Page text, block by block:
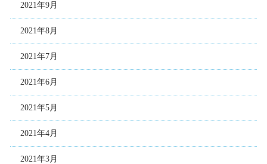
2021年9月
2021年8月
2021年7月
2021年6月
2021年5月
2021年4月
2021年3月